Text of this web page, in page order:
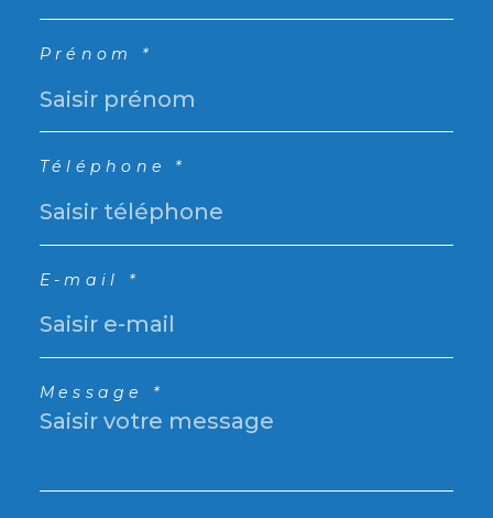
Prénom *
Téléphone *
E-mail *
Message *